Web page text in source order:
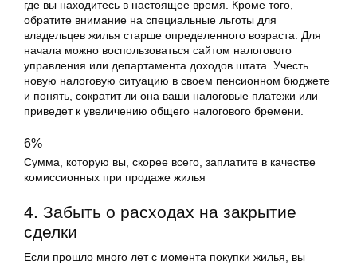
где вы находитесь в настоящее время. Кроме того,
обратите внимание на специальные льготы для
владельцев жилья старше определенного возраста. Для
начала можно воспользоваться сайтом налогового
управления или департамента доходов штата. Учесть
новую налоговую ситуацию в своем пенсионном бюджете
и понять, сократит ли она ваши налоговые платежи или
приведет к увеличению общего налогового бремени.
6%
Сумма, которую вы, скорее всего, заплатите в качестве
комиссионных при продаже жилья
4. Забыть о расходах на закрытие
сделки
Если прошло много лет с момента покупки жилья, вы